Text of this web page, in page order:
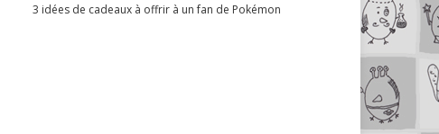
3 idées de cadeaux à offrir à un fan de Pokémon